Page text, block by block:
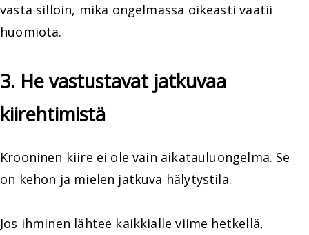
vasta silloin, mikä ongelmassa oikeasti vaatii
huomiota.
3. He vastustavat jatkuvaa
kiirehtimistä
Krooninen kiire ei ole vain aikatauluongelma. Se
on kehon ja mielen jatkuva hälytystila.
Jos ihminen lähtee kaikkialle viime hetkellä,